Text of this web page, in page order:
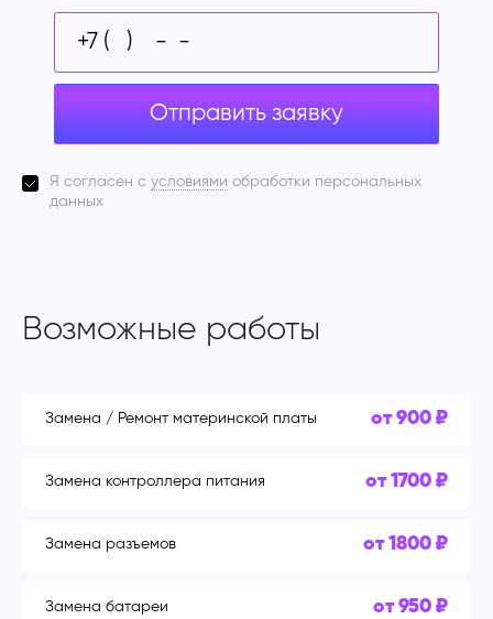
Отправить заявку
Я согласен с условиями обработки персональных
данных
Возможные работы
Замена / Ремонт материнской платы от 900 ₽
Замена контроллера питания от 1700 ₽
Замена разъемов от 1800 ₽
Замена батареи от 950 ₽